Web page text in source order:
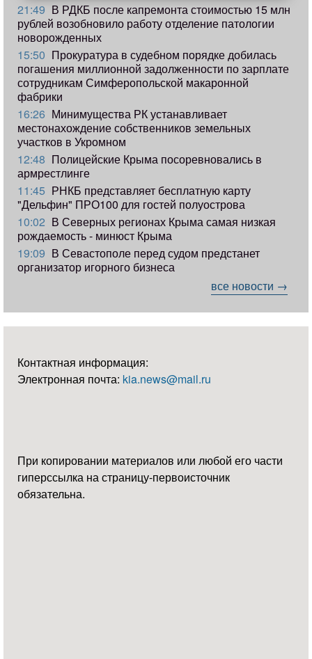
21:49 В РДКБ после капремонта стоимостью 15 млн
рублей возобновило работу отделение патологии
новорожденных
15:50 Прокуратура в судебном порядке добилась
погашения миллионной задолженности по зарплате
сотрудникам Симферопольской макаронной
фабрики
16:26 Минимущества РК устанавливает
местонахождение собственников земельных
участков в Укромном
12:48 Полицейские Крыма посоревновались в
армрестлинге
11:45 РНКБ представляет бесплатную карту
"Дельфин" ПРО100 для гостей полуострова
10:02 В Северных регионах Крыма самая низкая
рождаемость - минюст Крыма
19:09 В Севастополе перед судом предстанет
организатор игорного бизнеса
все новости →
Контактная информация:
Электронная почта: kia.news@mail.ru
При копировании материалов или любой его части
гиперссылка на страницу-первоисточник
обязательна.